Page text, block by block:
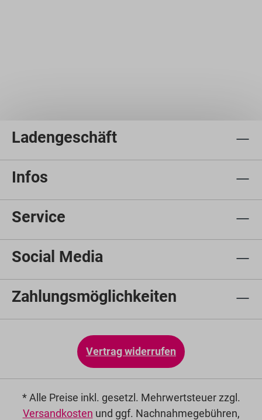
Ladengeschäft
Infos
Service
Social Media
Zahlungsmöglichkeiten
Vertrag widerrufen
* Alle Preise inkl. gesetzl. Mehrwertsteuer zzgl.
Versandkosten und ggf. Nachnahmegebühren,